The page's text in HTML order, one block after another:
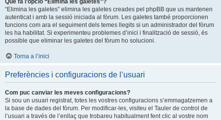
Què fa l’opció “Elimina les galetes”?
“Elimina les galetes” elimina les galetes creades pel phpBB que us mantenen
autenticat i amb la sessió iniciada al fòrum. Les galetes també proporcionen
funcions com ara el seguiment dels temes llegits si un administrador del fòrum
les ha habilitat. Si experimenteu problemes d’inici i finalització de sessió, és
possible que eliminar les galetes del fòrum ho solucioni.
Torna a l’inici
Preferències i configuracions de l’usuari
Com puc canviar les meves configuracions?
Si sou un usuari registrat, totes les vostres configuracions s’emmagatzemen a
la base de dades del fòrum. Per modificar-les, visiteu el Tauler de control de
l’usuari a través de l’enllaç que trobareu habitualment fent clic al vostre nom